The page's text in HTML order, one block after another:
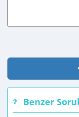
Benzer